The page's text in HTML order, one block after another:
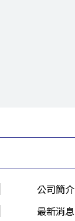
公司簡介
最新消息